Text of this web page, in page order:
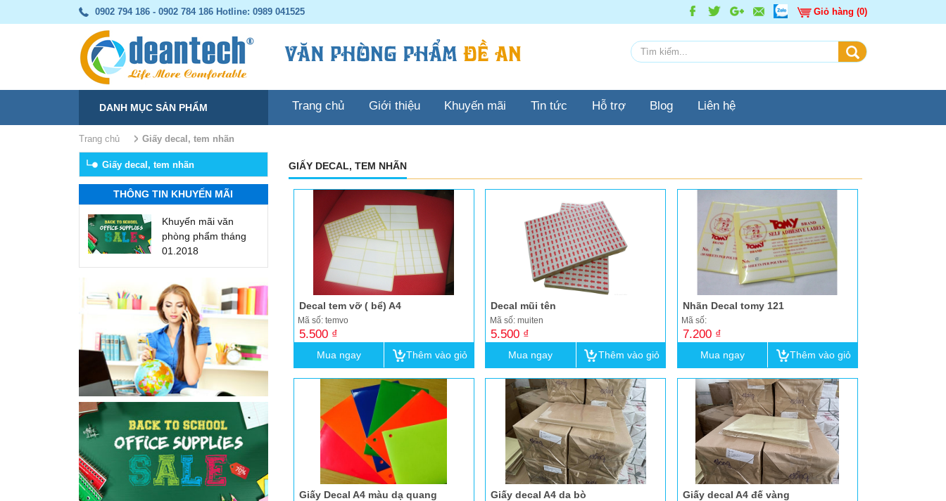
0902 794 186 - 0902 784 186 Hotline: 0989 041525 Giỏ hàng (0)
DANH MỤC SẢN PHẨM Trang chủ Giới thiệu Khuyến mãi Tin tức Hỗ trợ Blog Liên hệ
Trang chủ giấy decal, tem nhãn
GIẤY DECAL, TEM NHÃN
Decal tem vỡ ( bể) A4
Mã số: temvo
5.500 ₫
Mua ngay Thêm vào giỏ
Decal mũi tên
Mã số: muiten
5.500 ₫
Mua ngay Thêm vào giỏ
Nhãn Decal tomy 121
Mã số:
7.200 ₫
Mua ngay Thêm vào giỏ
Giấy Decal A4 màu dạ quang Giấy decal A4 da bò Giấy decal A4 đế vàng
Giấy decal, tem nhãn
THÔNG TIN KHUYẾN MÃI
Khuyến mãi văn
phòng phẩm tháng
01.2018